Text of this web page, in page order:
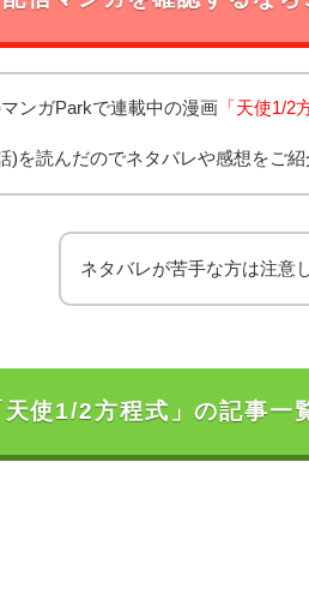
ンガParkで連載中の漫画「天使1/2
を読んだのでネタバレや感想をご紹
ネタバレが苦手な方は注意
天使1/2方程式」の記事一